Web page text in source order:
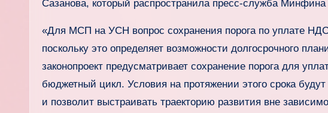
Сазанова, который распространила пресс-служба
«Для МСП на УСН вопрос сохранения порога по уплате
поскольку это определяет возможности долгосрочного
законопроект предусматривает сохранение порога для
бюджетный цикл. Условия на протяжении этого срока
и позволит выстраивать траекторию развития вне